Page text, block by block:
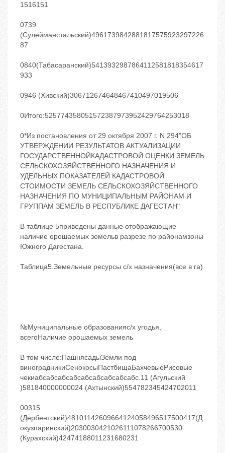
1516151
0739
(Сулейманстальский)4961739842881817575923297226
87
0840(Табасаранский)5413932987864112581818354617
933
0946 (Хивский)306712674648467410497019506
0Итого:525774358051572387973952429764253018
0*Из постановления от 29 октября 2007 г. N 294"ОБ
УТВЕРЖДЕНИИ РЕЗУЛЬТАТОВ АКТУАЛИЗАЦИИ
ГОСУДАРСТВЕННОЙКАДАСТРОВОЙ ОЦЕНКИ ЗЕМЕЛЬ
СЕЛЬСКОХОЗЯЙСТВЕННОГО НАЗНАЧЕНИЯ И
УДЕЛЬНЫХ ПОКАЗАТЕЛЕЙ КАДАСТРОВОЙ
СТОИМОСТИ ЗЕМЕЛЬ СЕЛЬСКОХОЗЯЙСТВЕННОГО
НАЗНАЧЕНИЯ ПО МУНИЦИПАЛЬНЫМ РАЙОНАМ И
ГРУППАМ ЗЕМЕЛЬ В РЕСПУБЛИКЕ ДАГЕСТАН"
В таблице 5приведены данные отображающие
наличие орошаемых земельв разрезе по районамзоны
Южного Дагестана.
Таблица5.Земельные ресурсы с/х назначения(все в га)
№Муниципальные образованияс/х угодья,
всегоНаличие орошаемых земель
В том числе:ПашнясадыЗемли под
виноградникиСенокосыПастбищаБахчевыеРисовые
чекиабсабсабсабсабсабсабсабсабс.11 (Агульский
)581840000000024 (Ахтынский)554782345424702011
00315
(Дербентский)48101142609664124058496517500417(Д
окузпаринский)2030030421026111078266700530
(Курахский)42474188011231680231